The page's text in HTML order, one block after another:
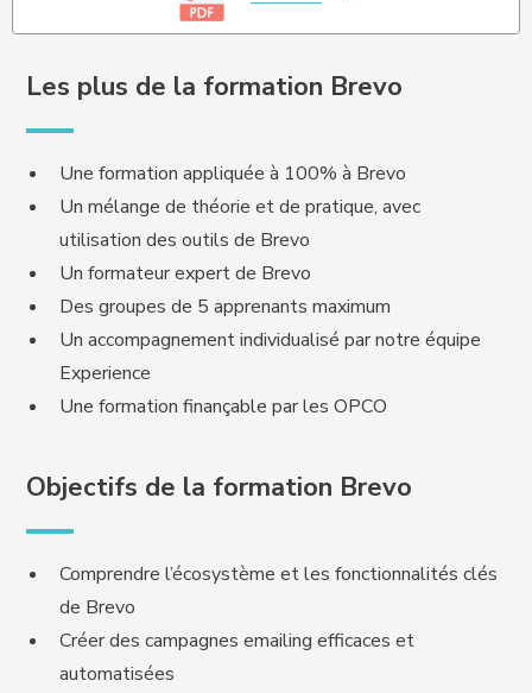
Les plus de la formation Brevo
Une formation appliquée à 100% à Brevo
Un mélange de théorie et de pratique, avec
utilisation des outils de Brevo
Un formateur expert de Brevo
Des groupes de 5 apprenants maximum
Un accompagnement individualisé par notre équipe
Experience
Une formation finançable par les OPCO
Objectifs de la formation Brevo
Comprendre l’écosystème et les fonctionnalités clés
de Brevo
Créer des campagnes emailing efficaces et
automatisées